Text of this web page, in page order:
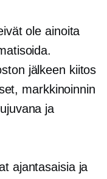
ole ainoita
jälkeen kiitos
markkinoinnin
ja
ajantasaisia ​​ja